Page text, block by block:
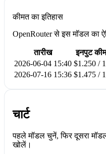
कीमत का इतिहास
OpenRouter से इस मॉडल का
तारीख इनपुट
2026-06-04 15:40 $1.250 /
2026-07-16 15:36 $1.475 /
चार्ट
पहले मॉडल चुनें, फिर दूसरा
खोलें।